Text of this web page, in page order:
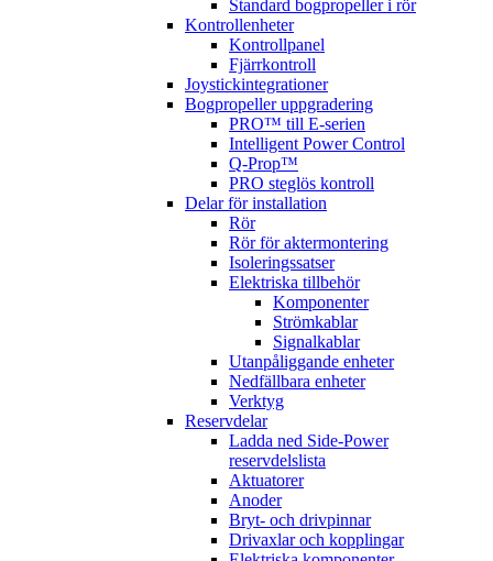
Standard bogpropeller i rör
Kontrollenheter
Kontrollpanel
Fjärrkontroll
Joystickintegrationer
Bogpropeller uppgradering
PRO™ till E-serien
Intelligent Power Control
Q-Prop™
PRO steglös kontroll
Delar för installation
Rör
Rör för aktermontering
Isoleringssatser
Elektriska tillbehör
Komponenter
Strömkablar
Signalkablar
Utanpåliggande enheter
Nedfällbara enheter
Verktyg
Reservdelar
Ladda ned Side-Power
reservdelslista
Aktuatorer
Anoder
Bryt- och drivpinnar
Drivaxlar och kopplingar